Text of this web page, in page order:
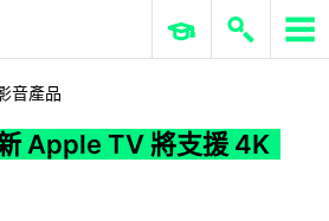
ERP 與商業 AI
音產品
Apple TV 將支援 4K